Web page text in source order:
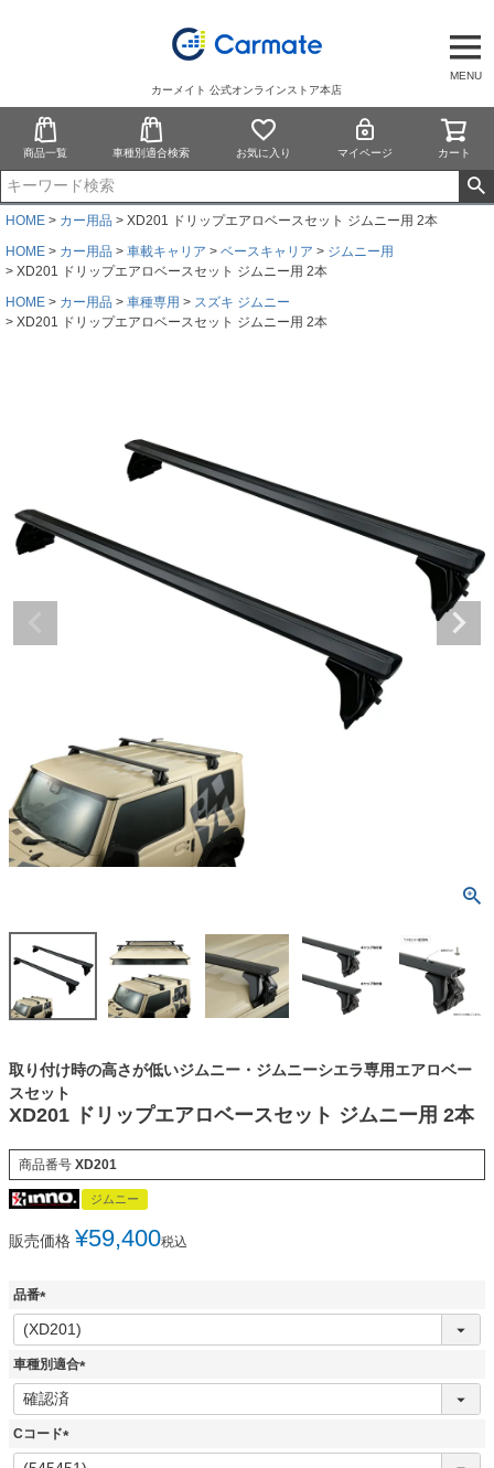
MENU
カーメイト 公式オンラインストア本店
商品一覧 車種別適合検索 お気に入り マイページ カート
HOME カー用品
XD201 ドリップエアロベースセット ジムニー用 2本
HOME
カー用品 車載キャリア ベースキャリア
ジムニー用
XD201 ドリップエアロベースセット ジムニー用 2本
HOME
カー用品 車種専用
スズキ ジムニー
XD201 ドリップエアロベースセット ジムニー用 2本
取り付け時の高さが低いジムニー・ジムニーシエラ専用エアロベー
スセット
XD201 ドリップエアロベースセット ジムニー用 2本
商品番号 XD201
ジムニー
販売価格 ¥59,400税込
品番
(
必
須
車種別適合
(
Cコード
(